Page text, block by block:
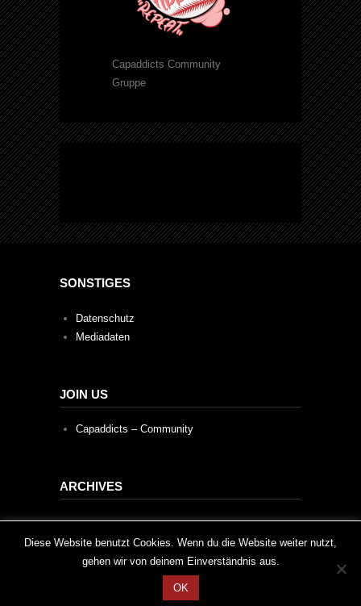
Capaddicts Community
Gruppe
SONSTIGES
Datenschutz
Mediadaten
JOIN US
Capaddicts – Community
ARCHIVES
Archives
2020 © Capaddicts
This website uses cookies to improve your experience. We'll
assume you're ok with this, but you can opt-out if you wish.
Cookie settings
Diese Website benutzt Cookies. Wenn du die Website weiter nutzt,
gehen wir von deinem Einverständnis aus.
OK